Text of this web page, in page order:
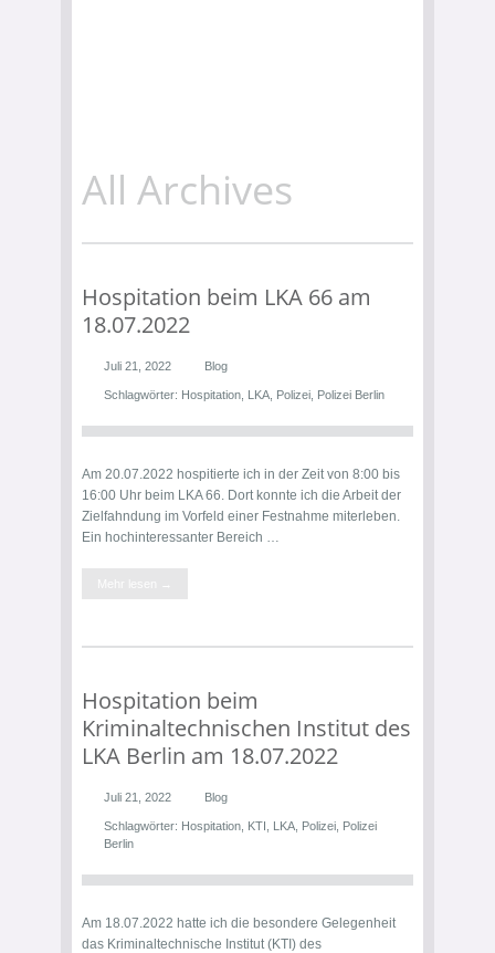
All Archives
Hospitation beim LKA 66 am
18.07.2022
Juli 21, 2022 Blog
Schlagwörter: Hospitation LKA Polizei Polizei Berlin
Am 20.07.2022 hospitierte ich in der Zeit von 8:00 bis
16:00 Uhr beim LKA 66. Dort konnte ich die Arbeit der
Zielfahndung im Vorfeld einer Festnahme miterleben.
Ein hochinteressanter Bereich …
Mehr lesen →
Hospitation beim
Kriminaltechnischen Institut des
LKA Berlin am 18.07.2022
Juli 21, 2022 Blog
Schlagwörter: Hospitation KTI LKA Polizei Polizei
Berlin
Am 18.07.2022 hatte ich die besondere Gelegenheit
das Kriminaltechnische Institut (KTI) des